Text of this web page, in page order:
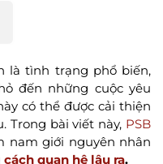
là tình trạng phổ biến,
đến những cuộc yêu
có thể được cải thiện
Trong bài viết này, PSB
nam giới nguyên nhân
cách quan hệ lâu ra.